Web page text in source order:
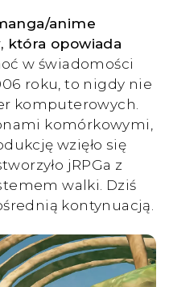
anime
która opowiada
w świadomości
roku, to nigdy nie
komputerowych.
komórkowymi,
wzięło się
jRPGa z
walki. Dziś
kontynuacją.